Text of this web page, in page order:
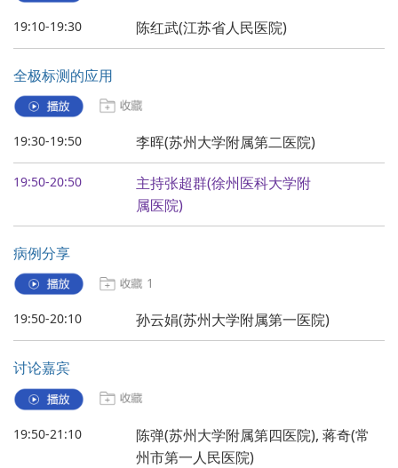
19:10-19:30 陈红武(江苏省人民医院)
全极标测的应用
19:30-19:50 李晖(苏州大学附属第二医院)
19:50-20:50
主持张超群(徐州医科大学附
属医院)
病例分享
1
19:50-20:10 孙云娟(苏州大学附属第一医院)
讨论嘉宾
19:50-21:10
陈弹(苏州大学附属第四医院), 蒋奇(常
州市第一人民医院)